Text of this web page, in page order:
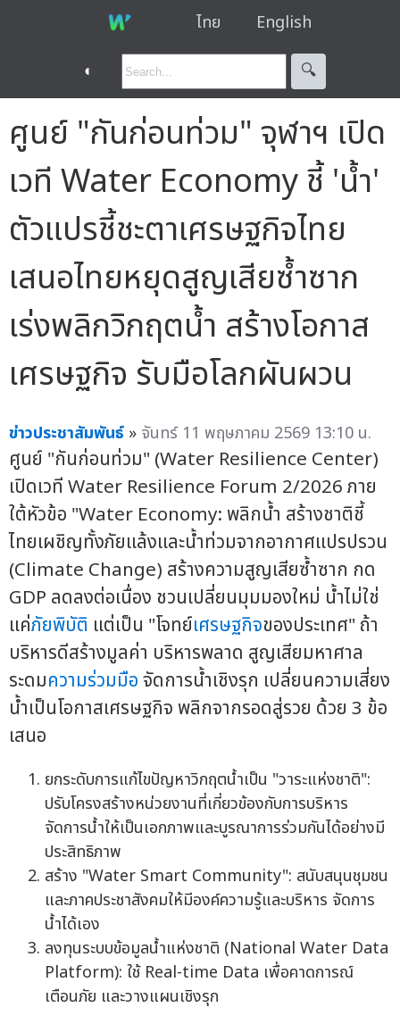
ไทย English
◐ 🔍︎
ศูนย์ "กันก่อนท่วม" จุฬาฯ เปิด
เวที Water Economy ชี้ 'น้ำ'
ตัวแปรชี้ชะตาเศรษฐกิจไทย
เสนอไทยหยุดสูญเสียซ้ำซาก
เร่งพลิกวิกฤตน้ำ สร้างโอกาส
เศรษฐกิจ รับมือโลกผันผวน
ข่าวประชาสัมพันธ์ » จันทร์ 11 พฤษภาคม 2569 13:10 น.
ศูนย์ "กันก่อนท่วม" (Water Resilience Center)
เปิดเวที Water Resilience Forum 2/2026 ภาย
ใต้หัวข้อ "Water Economy: พลิกน้ำ สร้างชาติชี้
ไทยเผชิญทั้งภัยแล้งและน้ำท่วมจากอากาศแปรปรวน
(Climate Change) สร้างความสูญเสียซ้ำซาก กด
GDP ลดลงต่อเนื่อง ชวนเปลี่ยนมุมมองใหม่ น้ำไม่ใช่
แค่ภัยพิบัติ แต่เป็น "โจทย์เศรษฐกิจของประเทศ" ถ้า
บริหารดีสร้างมูลค่า บริหารพลาด สูญเสียมหาศาล
ระดมความร่วมมือจัดการน้ำเชิงรุก เปลี่ยนความเสี่ยง
น้ำเป็นโอกาสเศรษฐกิจ พลิกจากรอดสู่รวย ด้วย 3 ข้อ
เสนอ
ยกระดับการแก้ไขปัญหาวิกฤตน้ำเป็น "วาระแห่งชาติ":
ปรับโครงสร้างหน่วยงานที่เกี่ยวข้องกับการบริหาร
จัดการน้ำให้เป็นเอกภาพและบูรณาการร่วมกันได้อย่างมี
ประสิทธิภาพ
สร้าง "Water Smart Community": สนับสนุนชุมชน
และภาคประชาสังคมให้มีองค์ความรู้และบริหาร จัดการ
น้ำได้เอง
ลงทุนระบบข้อมูลน้ำแห่งชาติ (National Water Data
Platform): ใช้ Real-time Data เพื่อคาดการณ์
เตือนภัย และวางแผนเชิงรุก